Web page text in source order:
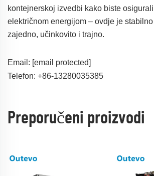
kontejnerskoj izvedbi kako biste
električnom energijom – ovdje je
zajedno, učinkovito i trajno.
Email: [email protected]
Telefon: +86-13280035385
Preporučeni proizvodi